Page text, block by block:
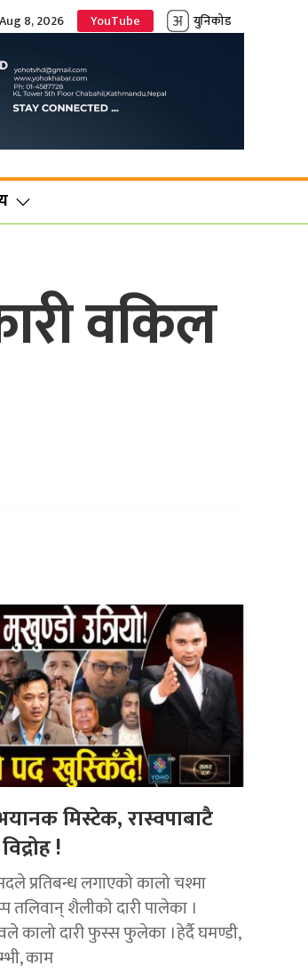
8, 2026 YouTube युनिकोड
वकिल
मिस्टेक, रास्वपाबाटै
!
प्रतिबन्ध लगाएको कालो चश्मा
तलिवान् शैलीको दारी पालेका ।
कालो दारी फुस्स फुलेका ।हेर्दै घमण्डी,
काम